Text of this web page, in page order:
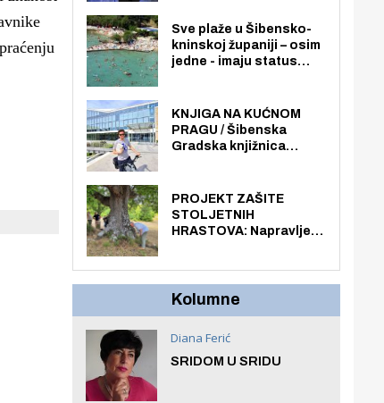
loži
Sve plaže u Šibensko-
kninskoj županiji – osim
jedne - imaju status
općoj upotrebi. Pristup
je slobodan i besplatan
za sve građane i
KNJIGA NA KUĆNOM
PRAGU / Šibenska
Gradska knjižnica
knjiga na kućnu adresu
električnim biciklom.
PROJEKT ZAŠITE
STOLJETNIH
HRASTOVA: Napravljen
Kolumne
Diana Ferić
SRIDOM U SRIDU